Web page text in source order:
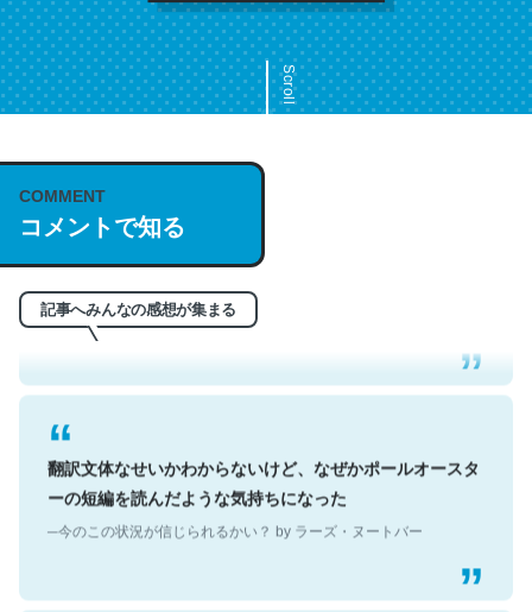
Scroll
COMMENT
コメントで知る
記事へみんなの感想が集まる
これは名文。彼はとてもクレバーなんだろうなと凄く思
う。英語少しでも読める人は原文もお勧め。自分はこの流
れ好き。Let’s Fucking Go. Then Covid hit. Shit.
─今のこの状況が信じられるかい？ by ラーズ・ヌートバー
翻訳文体なせいかわからないけど、なぜかポールオースタ
ーの短編を読んだような気持ちになった
─今のこの状況が信じられるかい？ by ラーズ・ヌートバー